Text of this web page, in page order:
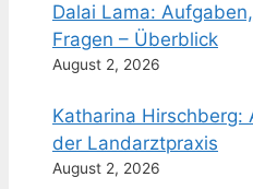
Dalai Lama:
Fragen – Überblick
August 2, 2026
Katharina Hirschberg:
der Landarztpraxis
August 2, 2026